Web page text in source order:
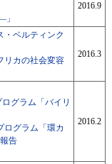
2016.9
ベルティンク
リカの社会変容
2016.3
グラム「バイリ
ログラム「環カ
告
2016.2